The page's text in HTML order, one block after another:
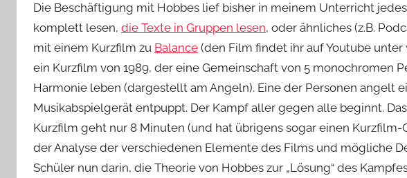
Die Beschäftigung mit Hobbes lief bisher in meinem Unterricht
komplett lesen, die Texte in Gruppen lesen, oder ähnliches (z.B.
mit einem Kurzfilm zu Balance (den Film findet ihr auf Youtube
ein Kurzfilm von 1989, der eine Gemeinschaft von 5 monochromen
Harmonie leben (dargestellt am Angeln). Eine der Personen angelt
Musikabspielgerät entpuppt. Der Kampf aller gegen alle beginnt.
Kurzfilm geht nur 8 Minuten (und hat übrigens sogar einen Kurzfilm-
der Analyse der verschiedenen Elemente des Films und mögliche
Schüler nun darin, die Theorie von Hobbes zur „Lösung“ des